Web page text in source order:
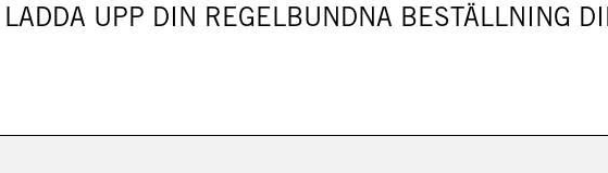
UPP DIN REGELBUNDNA BESTÄLLNING